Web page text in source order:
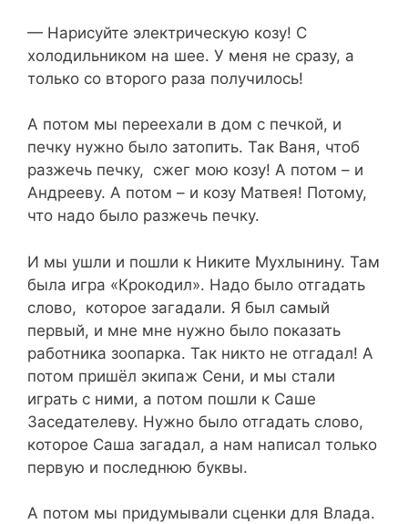
— Нарисуйте электрическую козу! С
холодильником на шее. У меня не сразу, а
только со второго раза получилось!
А потом мы переехали в дом с печкой, и
печку нужно было затопить. Так Ваня, чтоб
разжечь печку, сжег мою козу! А потом – и
Андрееву. А потом – и козу Матвея! Потому,
что надо было разжечь печку.
И мы ушли и пошли к Никите Мухлынину. Там
была игра «Крокодил». Надо было отгадать
слово, которое загадали. Я был самый
первый, и мне мне нужно было показать
работника зоопарка. Так никто не отгадал! А
потом пришёл экипаж Сени, и мы стали
играть с ними, а потом пошли к Саше
Заседателеву. Нужно было отгадать слово,
которое Саша загадал, а нам написал только
первую и последнюю буквы.
А потом мы придумывали сценки для Влада.